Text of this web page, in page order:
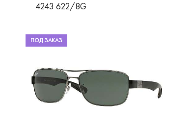
4243 622/8G
ПОД ЗАКАЗ